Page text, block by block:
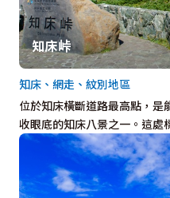
知床峠
位於知床橫斷道路最高點，
收眼底的知床八景之一。這
知床、網走、紋別地區